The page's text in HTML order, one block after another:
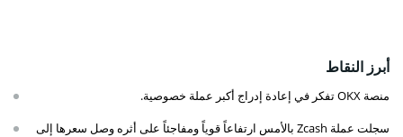
أبرز النقاط
منصة OKX تفكر في إعادة إدراج أكبر عملة خصوصية.
سجلت عملة Zcash بالأمس ارتفاعاً قوياً ومفاجئاً على أثره وصل سعرها إلى